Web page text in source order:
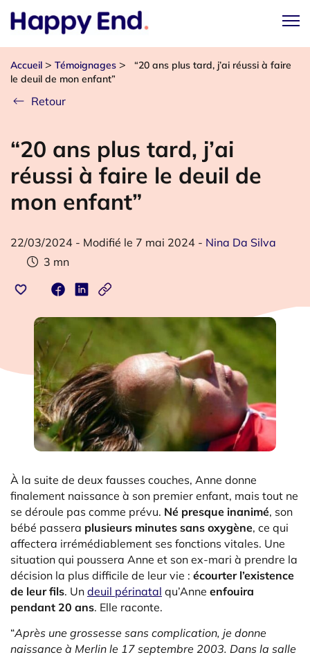
Accueil > Témoignages >
“20 ans plus tard, j’ai réussi à faire
le deuil de mon enfant”
Retour
“20 ans plus tard, j’ai
réussi à faire le deuil de
mon enfant”
22/03/2024 - Modifié le 7 mai 2024 - Nina Da Silva
3 mn
À la suite de deux fausses couches, Anne donne
finalement naissance à son premier enfant, mais tout ne
se déroule pas comme prévu. Né presque inanimé, son
bébé passera plusieurs minutes sans oxygène, ce qui
affectera irrémédiablement ses fonctions vitales. Une
situation qui poussera Anne et son ex-mari à prendre la
décision la plus difficile de leur vie : écourter l’existence
de leur fils. Un deuil périnatal qu’Anne enfouira
pendant 20 ans. Elle raconte.
“Après une grossesse sans complication, je donne
naissance à Merlin le 17 septembre 2003. Dans la salle